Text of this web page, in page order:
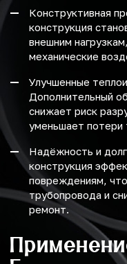
Конструктивная
конструкция
внешним
механические
Улучшенные
Дополнительный
снижает риск
уменьшает потери
Надёжность и
конструкция
повреждениям,
трубопровода и
ремонт.